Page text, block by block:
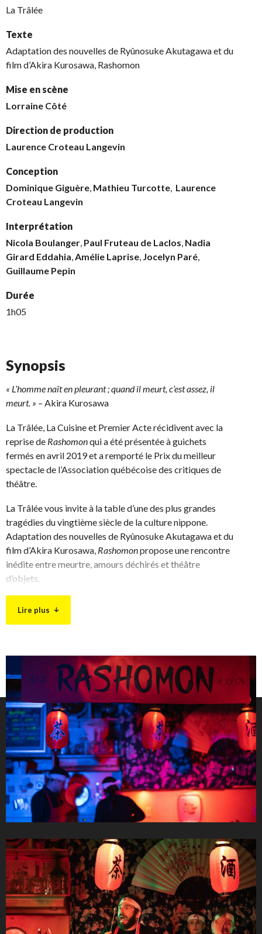
La Trâlée
Texte
Adaptation des nouvelles de Ryûnosuke Akutagawa et du
film d’Akira Kurosawa, Rashomon
Mise en scène
Lorraine Côté
Direction de production
Laurence Croteau Langevin
Conception
Dominique Giguère, Mathieu Turcotte, Laurence
Croteau Langevin
Interprétation
Nicola Boulanger, Paul Fruteau de Laclos, Nadia
Girard Eddahia,Amélie Laprise, Jocelyn Paré,
Guillaume Pepin
Durée
1h05
Synopsis
« L’homme naît en pleurant ; quand il meurt, c’est assez, il
meurt. » – Akira Kurosawa
La Trâlée, La Cuisine et Premier Acte récidivent avec la
reprise de Rashomonqui a été présentée à guichets
fermés en avril 2019 et a remporté le Prix du meilleur
spectacle de l’Association québécoise des critiques de
théâtre.
La Trâlée vous invite à la table d’une des plus grandes
tragédies du vingtième siècle de la culture nippone.
Adaptation des nouvelles de Ryûnosuke Akutagawa et du
film d’Akira Kurosawa, Rashomonpropose une rencontre
inédite entre meurtre, amours déchirés et théâtre
d’objets.
les décombres de la gigantesque porte Rashô de la ville
crapuleux d’un samouraï et du viol de sa femme. Nous
entendrons alors, tour à tour, les récits des personnages
entourant cette affaire. À notre époque d’opiniâtreté et
d’affrontements constants où chacun et chacune oppose
le reste du monde à sa version des faits, ce récit nous
rappelle que la réalité nous échappe bien souvent.
Lorsque le vice et la volonté de survivre coûte que coûte
prennent place, comment dénouer le fil fort ténu de la
vérité ?
Présenté du dimanche au mercredi à 18h, au
restaurant La cuisine 205, rue St-Vallier Est
Lire plus